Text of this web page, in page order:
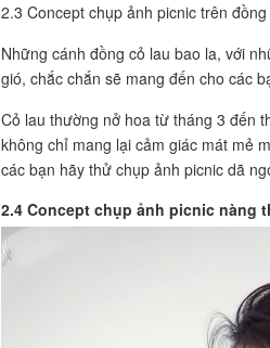
2.3 Concept chụp ảnh picnic trên
Những cánh đồng cỏ lau bao la, với
gió, chắc chắn sẽ mang đến cho các
Cỏ lau thường nở hoa từ tháng 3 đến
không chỉ mang lại cảm giác mát mẻ
các bạn hãy thử chụp ảnh picnic dã
2.4 Concept chụp ảnh picnic nàng